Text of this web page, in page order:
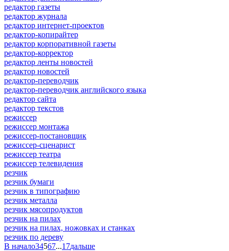
редактор газеты
редактор журнала
редактор интернет-проектов
редактор-копирайтер
редактор корпоративной газеты
редактор-корректор
редактор ленты новостей
редактор новостей
редактор-переводчик
редактор-переводчик английского языка
редактор сайта
редактор текстов
режиссер
режиссер монтажа
режиссер-постановщик
режиссер-сценарист
режиссер театра
режиссер телевидения
резчик
резчик бумаги
резчик в типографию
резчик металла
резчик мясопродуктов
резчик на пилах
резчик на пилах, ножовках и станках
резчик по дереву
В начало34567...17дальше